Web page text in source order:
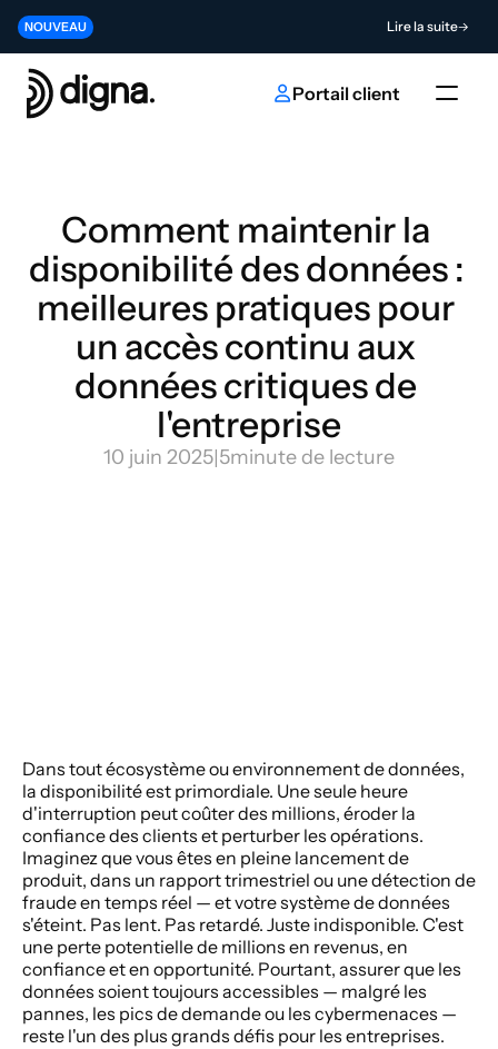
NOUVEAU Lire la suite
Version 2026.06 - Intégrer la Data Observability au cœur de votre
NOUVEAUContribuez à l'avenir de l'innovation en matière d'IA et de données
Portail client
Comment maintenir la
disponibilité des données :
meilleures pratiques pour
un accès continu aux
données critiques de
l'entreprise
10 juin 2025|5minute de lecture
Dans tout écosystème ou environnement de données,
la disponibilité est primordiale. Une seule heure
d'interruption peut coûter des millions, éroder la
confiance des clients et perturber les opérations.
Imaginez que vous êtes en pleine lancement de
produit, dans un rapport trimestriel ou une détection de
fraude en temps réel — et votre système de données
s'éteint. Pas lent. Pas retardé. Juste indisponible. C'est
une perte potentielle de millions en revenus, en
confiance et en opportunité. Pourtant, assurer que les
données soient toujours accessibles — malgré les
pannes, les pics de demande ou les cybermenaces —
reste l'un des plus grands défis pour les entreprises.